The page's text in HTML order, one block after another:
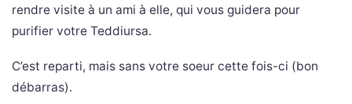
rendre visite à un ami à elle, qui vous guidera pour
purifier votre Teddiursa.
C’est reparti, mais sans votre soeur cette fois-ci (bon
débarras).